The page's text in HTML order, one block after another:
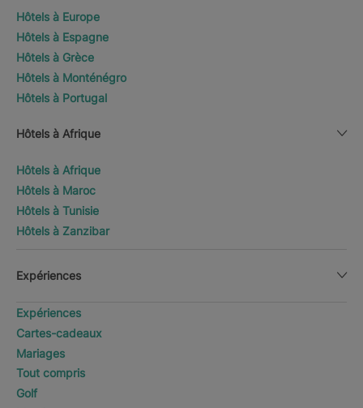
Hôtels à Europe
Hôtels à Espagne
Hôtels à Grèce
Hôtels à Monténégro
Hôtels à Portugal
Hôtels à Afrique
Hôtels à Afrique
Hôtels à Maroc
Hôtels à Tunisie
Hôtels à Zanzibar
Expériences
Expériences
Cartes-cadeaux
Mariages
Tout compris
Golf